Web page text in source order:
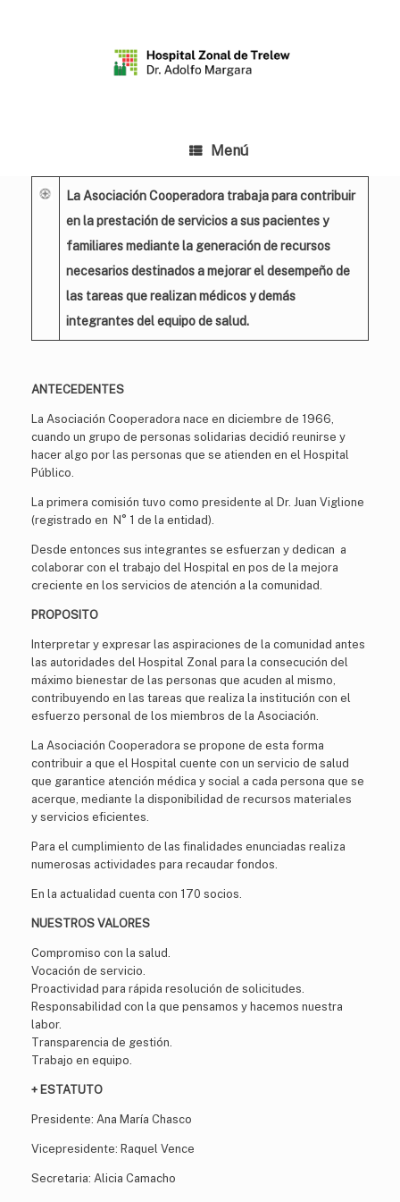
Menú
La Asociación Cooperadora trabaja para contribuir
en la prestación de servicios a sus pacientes y
familiares mediante la generación de recursos
necesarios destinados a mejorar el desempeño de
las tareas que realizan médicos y demás
integrantes del equipo de salud.
ANTECEDENTES
La Asociación Cooperadora nace en diciembre de 1966,
cuando un grupo de personas solidarias decidió reunirse y
hacer algo por las personas que se atienden en el Hospital
Público.
La primera comisión tuvo como presidente al Dr. Juan Viglione
(registrado en N° 1 de la entidad).
Desde entonces sus integrantes se esfuerzan y dedican a
colaborar con el trabajo del Hospital en pos de la mejora
creciente en los servicios de atención a la comunidad.
PROPOSITO
Interpretar y expresar las aspiraciones de la comunidad antes
las autoridades del Hospital Zonal para la consecución del
máximo bienestar de las personas que acuden al mismo,
contribuyendo en las tareas que realiza la institución con el
esfuerzo personal de los miembros de la Asociación.
La Asociación Cooperadora se propone de esta forma
contribuir a que el Hospital cuente con un servicio de salud
que garantice atención médica y social a cada persona que se
acerque, mediante la disponibilidad de recursos materiales
y servicios eficientes.
Para el cumplimiento de las finalidades enunciadas realiza
numerosas actividades para recaudar fondos.
En la actualidad cuenta con 170 socios.
NUESTROS VALORES
Compromiso con la salud.
Vocación de servicio.
Proactividad para rápida resolución de solicitudes.
Responsabilidad con la que pensamos y hacemos nuestra
labor.
Transparencia de gestión.
Trabajo en equipo.
+ ESTATUTO
Presidente: Ana María Chasco
Vicepresidente: Raquel Vence
Secretaria: Alicia Camacho